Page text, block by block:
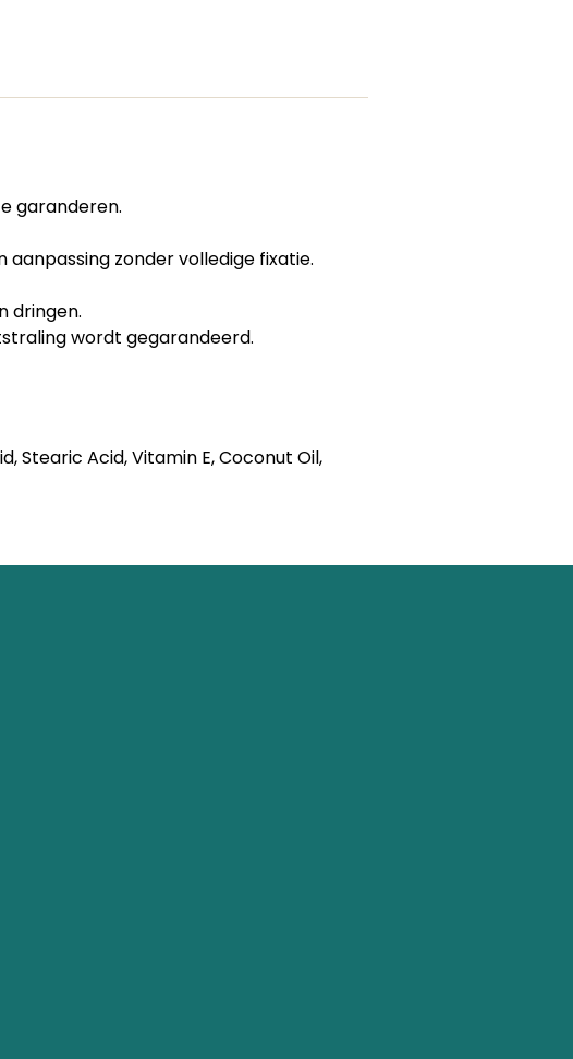
garanderen.
zonder volledige fixatie.
dringen.
wordt gegarandeerd.
Stearic Acid, Vitamin E, Coconut Oil,